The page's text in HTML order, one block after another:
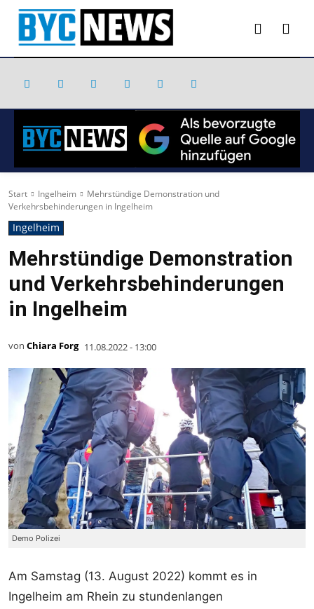
Start Ingelheim
Mehrstündige Demonstration und
Verkehrsbehinderungen in Ingelheim
Ingelheim
Mehrstündige Demonstration
und Verkehrsbehinderungen
in Ingelheim
von Chiara Forg 11.08.2022 - 13:00
Demo Polizei
Am Samstag (13. August 2022) kommt es in
Ingelheim am Rhein zu stundenlangen